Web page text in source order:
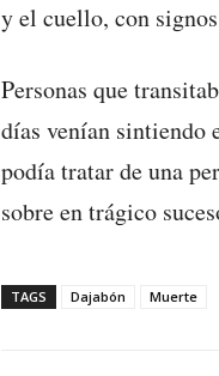
y el cuello, con
Personas que
días venían sintiendo
podía tratar de una
sobre en trágico
TAGS Dajabón Muerte